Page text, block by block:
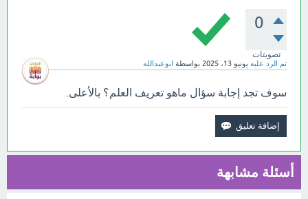
0
تصويتات
تم الرد عليه يونيو 13، 2025 بواسطة ابوعبدالله
سوف تجد إجابة سؤال ماهو تعريف العلم؟ بالأعلى.
أسئلة مشابهة